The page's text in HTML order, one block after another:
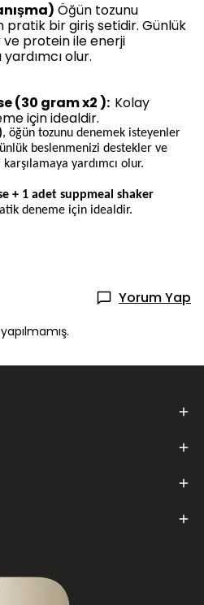
Öğün tozunu
bir giriş setidir. Günlük
protein ile enerji
yardımcı olur.
(30 gram x2 ): Kolay
için idealdir.
, öğün tozunu denemek isteyenler
beslenmenizi destekler ve
yardımcı olur.
+ 1 adet suppmeal shaker
deneme için idealdir.
Yorum Yap